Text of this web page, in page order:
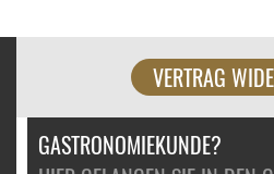
VERTRAG
GASTRONOMIEKUNDE?